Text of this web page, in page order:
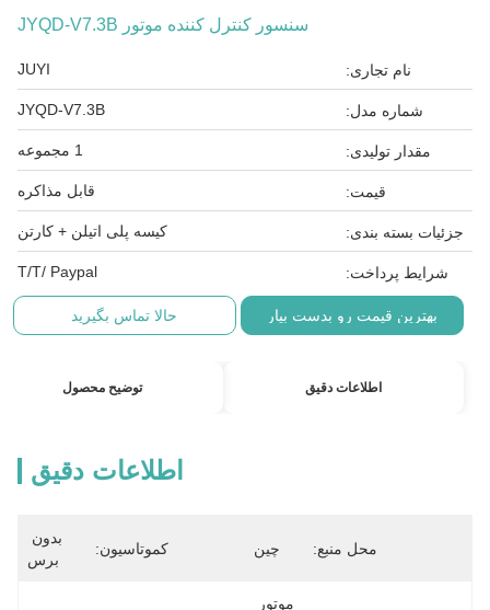
سنسور کنترل کننده موتور JYQD-V7.3B
نام تجاری: JUYI
شماره مدل: JYQD-V7.3B
مقدار تولیدی: 1 مجموعه
قیمت: قابل مذاکره
جزئیات بسته بندی: کیسه پلی اتیلن + کارتن
شرایط پرداخت: T/T/ Paypal
بهترین قیمت رو بدست بیار حالا تماس بگیرید
اطلاعات دقیق توضیح محصول
اطلاعات دقیق
محل منبع: چین کموتاسیون:
برس